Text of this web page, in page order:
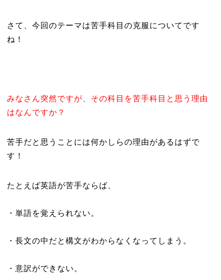
さて、今回のテーマは苦手科目の克服についてです
ね！
みなさん突然ですが、その科目を苦手科目と思う理由
はなんですか？
苦手だと思うことには何かしらの理由があるはずで
す！
たとえば英語が苦手ならば、
・単語を覚えられない。
・長文の中だと構文がわからなくなってしまう。
・意訳ができない。